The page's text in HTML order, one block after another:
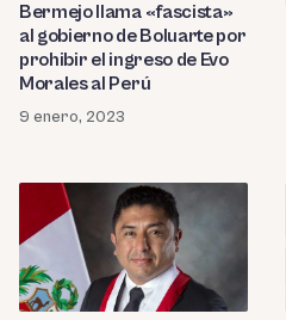
Bermejo llama «fascista»
al gobierno de Boluarte por
prohibir el ingreso de Evo
Morales al Perú
9 enero, 2023